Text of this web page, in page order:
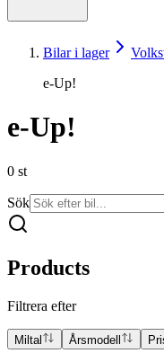
Bilar i lager
e-Up!
e-Up!
0 st
Sök
Products
Filtrera efter
Miltal Årsmodell